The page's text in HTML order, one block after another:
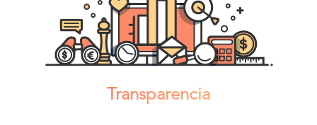
Transparencia